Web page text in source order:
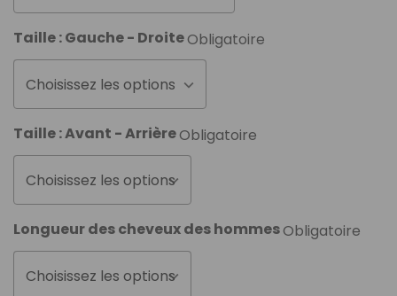
Taille : Gauche - DroiteObligatoire
Choisissez les options
Taille : Avant - ArrièreObligatoire
Choisissez les options
Longueur des cheveux des hommesObligatoire
Choisissez les options